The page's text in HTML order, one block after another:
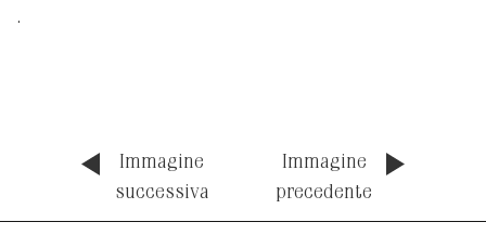
.
Immagine
successiva
Immagine
precedente